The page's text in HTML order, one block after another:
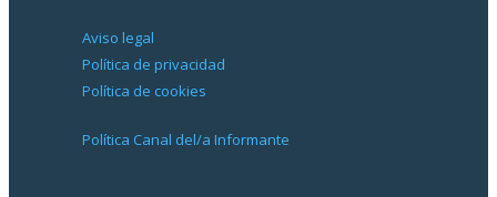
Aviso legal
Política de privacidad
Política de cookies
Política Canal del/a Informante